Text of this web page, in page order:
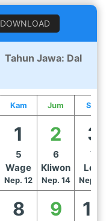
DOWNLOAD
Tahun Jawa: Dal
Kam Jum Sab
1
5
Wage
Nep. 12
2
6
Kliwon
Nep. 14
3
7
Legi
Nep.
8 9 10